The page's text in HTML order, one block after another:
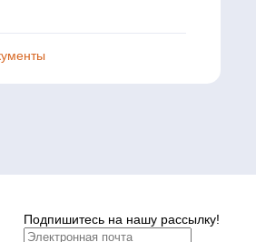
Подпишитесь на нашу рассылку!